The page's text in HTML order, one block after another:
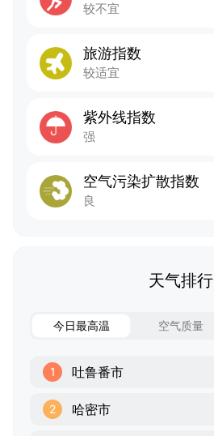
较不宜
旅游指数
较适宜
紫外线指数
强
空气污染扩散指数
良
天气排行
今日最高温 空气质量
1 吐鲁番市
2 哈密市